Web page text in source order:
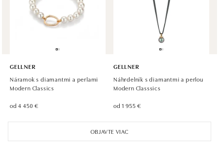
tel.: +420605174749
dnes otvorené od 09:00
OBJAVTE VIAC
GELLNER
Náramok s diamantmi a perlami
Modern Classics
od 4 450 €
GELLNER
Náhrdelník s diamantmi a perlou
Modern Classsics
od 1 955 €